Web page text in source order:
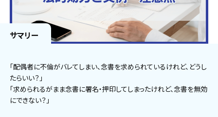
サマリー
「配偶者に不倫がバレてしまい、念書を求められているけれど、どうし
たらいい？」
「求められるがまま念書に署名・押印してしまったけれど、念書を無効
にできない？」